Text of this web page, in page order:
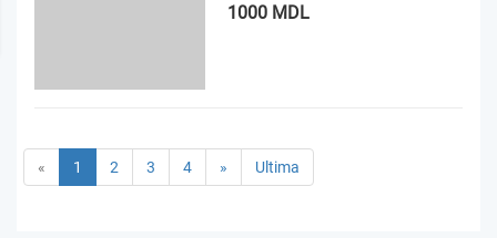
1000 MDL
« 1 2 3 4 » Ultima